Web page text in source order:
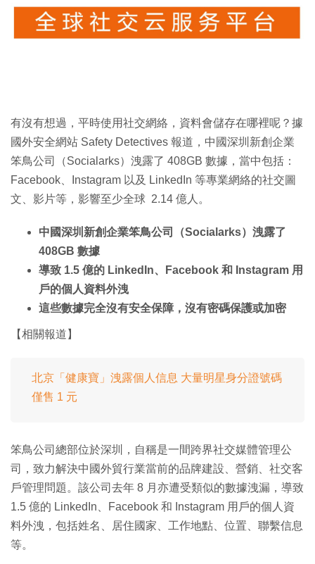
有沒有想過，平時使用社交網絡，資料會儲存在哪裡呢？據
國外安全網站 Safety Detectives 報道，中國深圳新創企業
笨鳥公司（Socialarks）洩露了 408GB 數據，當中包括：
Facebook、Instagram 以及 LinkedIn 等專業網絡的社交圖
文、影片等，影響至少全球 2.14 億人。
中國深圳新創企業笨鳥公司（Socialarks）洩露了
408GB 數據
導致 1.5 億的 LinkedIn、Facebook 和 Instagram 用
戶的個人資料外洩
這些數據完全沒有安全保障，沒有密碼保護或加密
【相關報道】
北京「健康寶」洩露個人信息 大量明星身分證號碼
僅售 1 元
笨鳥公司總部位於深圳，自稱是一間跨界社交媒體管理公
司，致力解決中國外貿行業當前的品牌建設、營銷、社交客
戶管理問題。該公司去年 8 月亦遭受類似的數據洩漏，導致
1.5 億的 LinkedIn、Facebook 和 Instagram 用戶的個人資
料外洩，包括姓名、居住國家、工作地點、位置、聯繫信息
等。